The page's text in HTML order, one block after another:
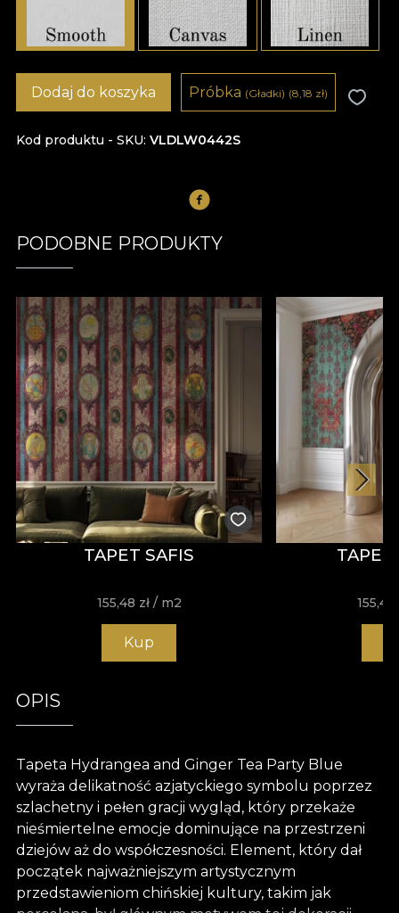
Kod produktu - SKU VLDLW0442S
Dodaj do koszyka Próbka (Gładki) (8,18 zł)
PODOBNE PRODUKTY
TAPET SAFIS
155,48 zł / m2
Kup
TAPET
155,48
OPIS
Tapeta Hydrangea and Ginger Tea Party Blue
wyraża delikatność azjatyckiego symbolu poprzez
szlachetny i pełen gracji wygląd, który przekaże
nieśmiertelne emocje dominujące na przestrzeni
dziejów aż do współczesności. Element, który dał
początek najważniejszym artystycznym
przedstawieniom chińskiej kultury, takim jak